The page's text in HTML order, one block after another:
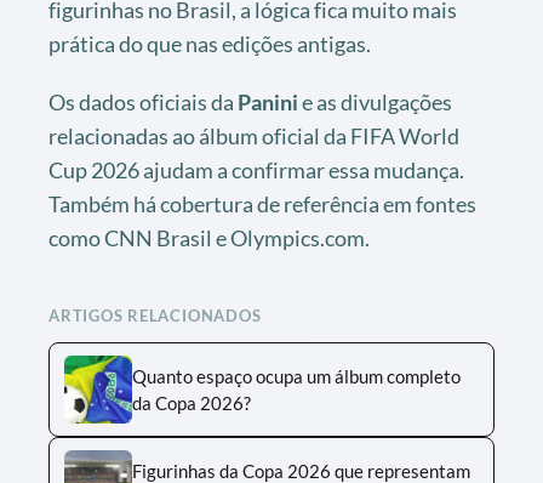
figurinhas no Brasil, a lógica fica muito mais
prática do que nas edições antigas.
Os dados oficiais da Paninie as divulgações
relacionadas ao álbum oficial da FIFA World
Cup 2026 ajudam a confirmar essa mudança.
Também há cobertura de referência em fontes
como CNN Brasil e Olympics.com.
ARTIGOS RELACIONADOS
Quanto espaço ocupa um álbum completo
da Copa 2026?
Figurinhas da Copa 2026 que representam